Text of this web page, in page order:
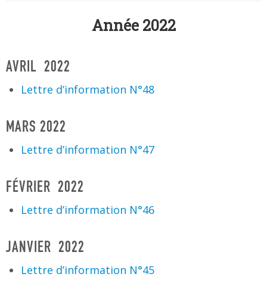
Année 2022
AVRIL 2022
Lettre d’information N°48
MARS 2022
Lettre d’information N°47
FÉVRIER 2022
Lettre d’information N°46
JANVIER 2022
Lettre d’information N°45